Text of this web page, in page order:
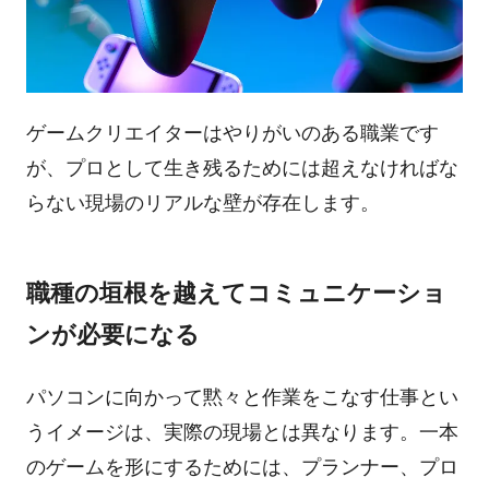
ゲームクリエイターはやりがいのある職業です
が、プロとして生き残るためには超えなければな
らない現場のリアルな壁が存在します。
職種の垣根を越えてコミュニケーショ
ンが必要になる
パソコンに向かって黙々と作業をこなす仕事とい
うイメージは、実際の現場とは異なります。一本
のゲームを形にするためには、プランナー、プロ